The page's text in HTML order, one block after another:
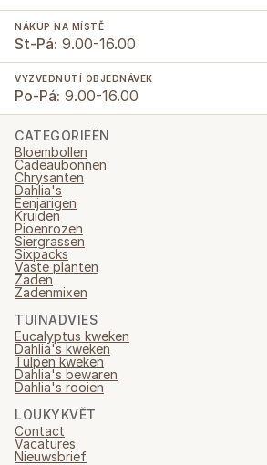
NÁKUP NA MÍSTĚ
St-Pá: 9.00-16.00
VYZVEDNUTÍ OBJEDNÁVEK
Po-Pá: 9.00-16.00
CATEGORIEËN
Bloembollen
Cadeaubonnen
Chrysanten
Dahlia's
Eenjarigen
Kruiden
Pioenrozen
Siergrassen
Sixpacks
Vaste planten
Zaden
Zadenmixen
TUINADVIES
Eucalyptus kweken
Dahlia's kweken
Tulpen kweken
Dahlia's bewaren
Dahlia's rooien
LOUKYKVĚT
Contact
Vacatures
Nieuwsbrief